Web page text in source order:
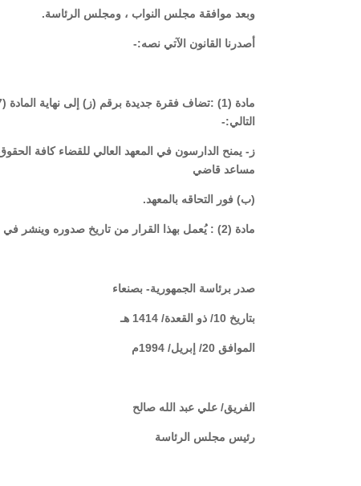
وبعد موافقة مجلس النواب ، ومجلس الرئاسة.
أصدرنا القانون الآتي نصه:-
التالي:-
ز- يمنح الدارسون في المعهد العالي للقضاء كافة
مساعد قاضي
(ب) فور التحاقه بالمعهد.
مادة (2) : يُعمل بهذا القرار من تاريخ صدوره وينشر في الجريدة الرسمية.
صدر برئاسة الجمهورية- بصنعاء
بتاريخ 10/ ذو القعدة/ 1414 هـ
الموافق 20/ إبريل/ 1994م
الفريق/ علي عبد الله صالح
رئيس مجلس الرئاسة